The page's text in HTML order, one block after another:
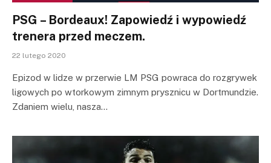
PSG – Bordeaux! Zapowiedź i wypowiedź
trenera przed meczem.
22 lutego 2020
Epizod w lidze w przerwie LM PSG powraca do rozgrywek
ligowych po wtorkowym zimnym prysznicu w Dortmundzie.
Zdaniem wielu, nasza…